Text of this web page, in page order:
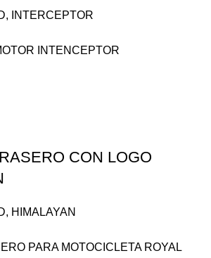
,
INTERCEPTOR
INTENCEPTOR
CON LOGO
, HIMALAYAN
PARA MOTOCICLETA ROYAL